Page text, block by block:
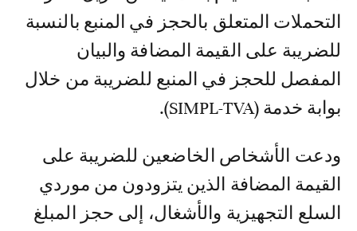
التحملات المتعلق بالحجز في المنبع بالنسبة
للضريبة على القيمة المضافة والبيان
المفصل للحجز في المنبع للضريبة من خلال
بوابة خدمة (SIMPL-TVA).
ودعت الأشخاص الخاضعين للضريبة على
القيمة المضافة الذين يتزودون من موردي
السلع التجهيزية والأشغال، إلى حجز المبلغ